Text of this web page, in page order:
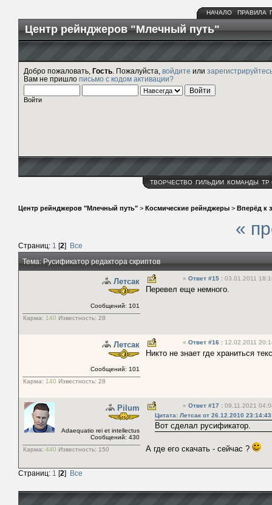
НАЧАЛО ПРАВИЛА
Центр рейнджеров "Млечный путь"
Добро пожаловать, Гость . Пожалуйста, войдите или
Вам не пришло письмо с кодом активации?
Войти
ТВОРЧЕСТВО ГИЛЬДИИ КОМАНДЫ ТР
Центр рейнджеров "Млечный путь" > Космические рейнджеры > Вперёд к
Страниц: 1 [2] Все
«
Тема: Русификатор редактора скриптов
Летсак
Сообщений: 101
Карма: 140 Известность: 28
« Ответ #15 : 03.01.2011
Перевел еще немного.
Летсак
Сообщений: 101
Карма: 140 Известность: 28
« Ответ #16 : 12.02.2011
Никто не знает где храниться
Pilum
Adaequatio rei et intellectus
Сообщений: 430
Карма: 440 Известность: 150
« Ответ #17 : 09.11.2021
Цитата: Летсак от 26.12.2010 23:14:43
Вот сделал русификатор.
А где его скачать - сейчас ?
Страниц: 1 [2] Все